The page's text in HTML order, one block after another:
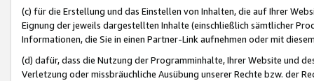
(c) für die Erstellung und das Einstellen von Inhalten, die auf Ihrer
Eignung der jeweils dargestellten Inhalte (einschließlich sämtlicher
Informationen, die Sie in einen Partner-Link aufnehmen oder mit
(d) dafür, dass die Nutzung der Programminhalte, Ihrer Website und
Verletzung oder missbräuchliche Ausübung unserer Rechte bzw. der